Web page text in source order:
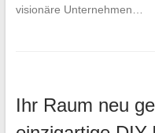
visionäre Unternehmen…
Ihr Raum neu